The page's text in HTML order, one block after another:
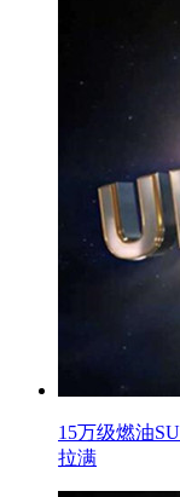
15万级燃油
拉满